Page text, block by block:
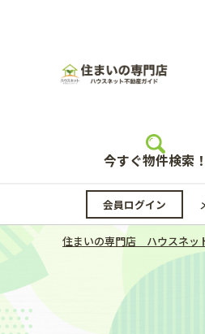
今すぐ物件検索！
会員ログイン
住まいの専門店 ハウスネッ